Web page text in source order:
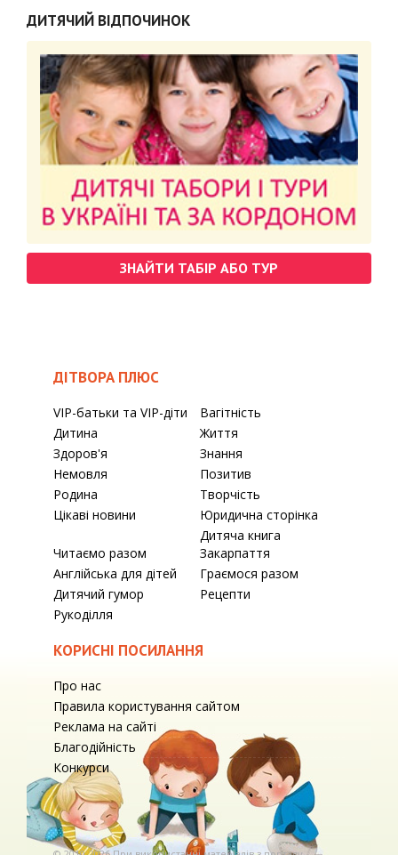
ДИТЯЧИЙ ВІДПОЧИНОК
ЗНАЙТИ ТАБІР АБО ТУР
ДІТВОРА ПЛЮС
VIP-батьки та VIP-діти
Вагітність
Дитина
Життя
Здоров'я
Знання
Немовля
Позитив
Родина
Творчість
Цікаві новини
Юридична сторінка
Читаємо разом
Дитяча книга
Закарпаття
Англійська для дітей
Граємося разом
Дитячий гумор
Рецепти
Рукоділля
КОРИСНІ ПОСИЛАННЯ
Про нас
Правила користування сайтом
Реклама на сайті
Благодійність
Конкурси